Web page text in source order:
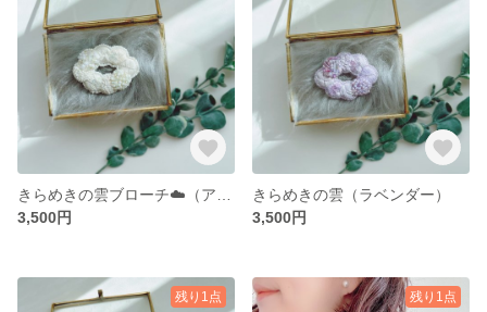
3,500円
きらめきの雲（ラベンダー）
3,500円
残り1点 残り1点